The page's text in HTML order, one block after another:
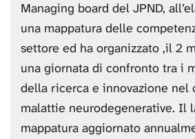
Managing board del JPND,
una mappatura delle
settore ed ha organizzato ,il 2
una giornata di confronto tra i
della ricerca e innovazione nel
malattie neurodegenerative. Il
mappatura aggiornato